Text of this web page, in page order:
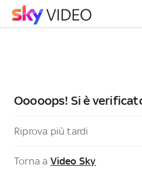
Ooooops! Si è
Riprova più tardi
Torna a Video Sky